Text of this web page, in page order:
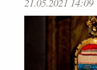
21.05.2021 14:09